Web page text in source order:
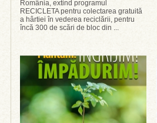
România, extind programul
RECICLETA pentru colectarea gratuită
a hârtiei în vederea reciclării, pentru
încă 300 de scări de bloc din ...